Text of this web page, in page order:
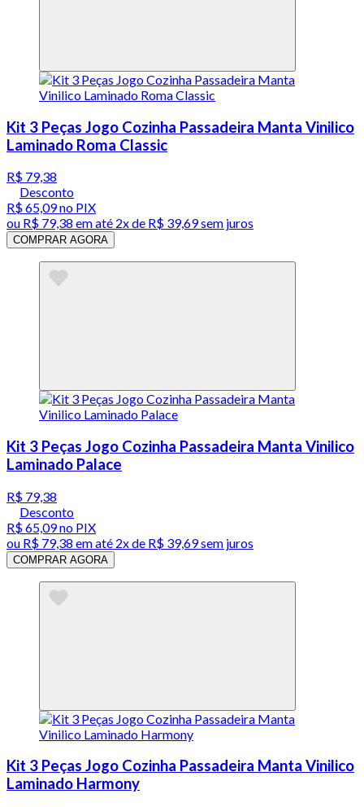
Kit 3 Peças Jogo Cozinha Passadeira Manta Vinilico
Laminado Roma Classic
R$ 79,38
Desconto
R$ 65,09no PIX
ou R$ 79,38 em até 2x de R$ 39,69 sem juros
COMPRAR AGORA
Kit 3 Peças Jogo Cozinha Passadeira Manta Vinilico
Laminado Palace
R$ 79,38
Desconto
R$ 65,09no PIX
ou R$ 79,38 em até 2x de R$ 39,69 sem juros
COMPRAR AGORA
Kit 3 Peças Jogo Cozinha Passadeira Manta Vinilico
Laminado Harmony